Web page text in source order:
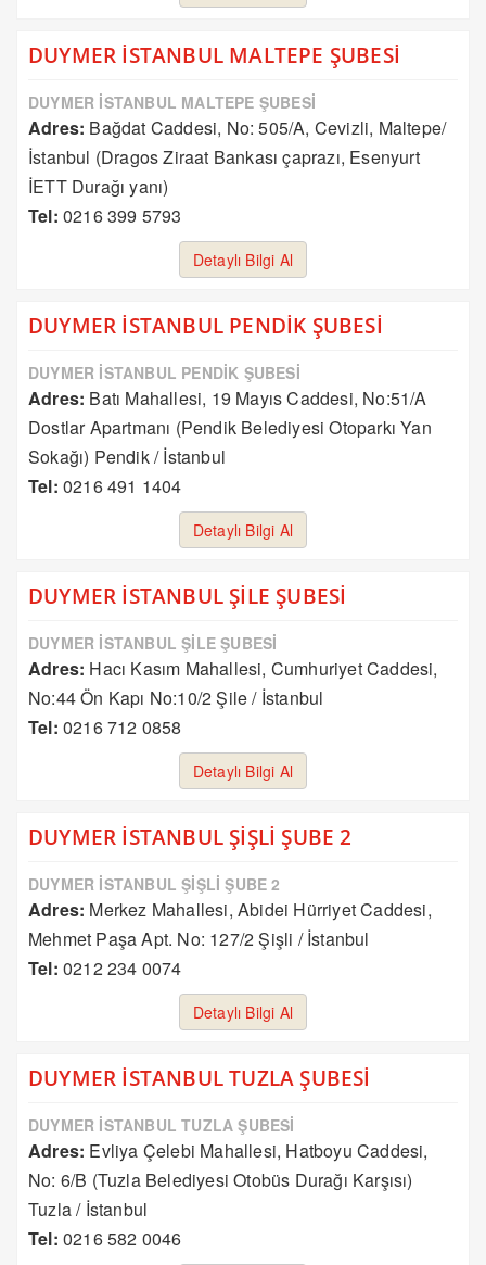
DUYMER İSTANBUL MALTEPE ŞUBESİ
DUYMER İSTANBUL MALTEPE ŞUBESİ
Adres: Bağdat Caddesi, No: 505/A, Cevizli, Maltepe/
İstanbul (Dragos Ziraat Bankası çaprazı, Esenyurt
İETT Durağı yanı)
Tel: 0216 399 5793
Detaylı Bilgi Al
DUYMER İSTANBUL PENDİK ŞUBESİ
DUYMER İSTANBUL PENDİK ŞUBESİ
Adres: Batı Mahallesi, 19 Mayıs Caddesi, No:51/A
Dostlar Apartmanı (Pendik Belediyesi Otoparkı Yan
Sokağı) Pendik / İstanbul
Tel: 0216 491 1404
Detaylı Bilgi Al
DUYMER İSTANBUL ŞİLE ŞUBESİ
DUYMER İSTANBUL ŞİLE ŞUBESİ
Adres: Hacı Kasım Mahallesi, Cumhuriyet Caddesi,
No:44 Ön Kapı No:10/2 Şile / İstanbul
Tel: 0216 712 0858
Detaylı Bilgi Al
DUYMER İSTANBUL ŞİŞLİ ŞUBE 2
DUYMER İSTANBUL ŞİŞLİ ŞUBE 2
Adres: Merkez Mahallesi, Abidei Hürriyet Caddesi,
Mehmet Paşa Apt. No: 127/2 Şişli / İstanbul
Tel: 0212 234 0074
Detaylı Bilgi Al
DUYMER İSTANBUL TUZLA ŞUBESİ
DUYMER İSTANBUL TUZLA ŞUBESİ
Adres: Evliya Çelebi Mahallesi, Hatboyu Caddesi,
No: 6/B (Tuzla Belediyesi Otobüs Durağı Karşısı)
Tuzla / İstanbul
Tel: 0216 582 0046